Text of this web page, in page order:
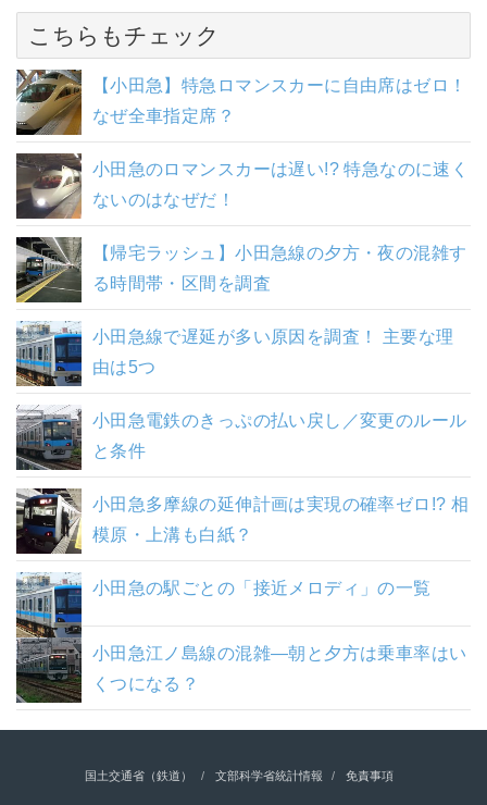
こちらもチェック
【小田急】特急ロマンスカーに自由席はゼロ！
なぜ全車指定席？
小田急のロマンスカーは遅い!? 特急なのに速く
ないのはなぜだ！
【帰宅ラッシュ】小田急線の夕方・夜の混雑す
る時間帯・区間を調査
小田急線で遅延が多い原因を調査！ 主要な理
由は5つ
小田急電鉄のきっぷの払い戻し／変更のルール
と条件
小田急多摩線の延伸計画は実現の確率ゼロ!? 相
模原・上溝も白紙？
小田急の駅ごとの「接近メロディ」の一覧
小田急江ノ島線の混雑―朝と夕方は乗車率はい
くつになる？
国土交通省（鉄道） 文部科学省統計情報 免責事項